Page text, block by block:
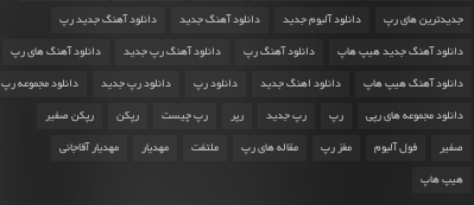
جدیدترین های رپ دانلود آلبوم جدید دانلود آهنگ جدید دانلود آهنگ جدید رپ
دانلود آهنگ جدید هیپ هاپ دانلود آهنگ رپ دانلود آهنگ رپ جدید دانلود آهنگ های رپ
دانلود آهنگ هیپ هاپ دانلود اهنگ جدید دانلود رپ دانلود رپ جدید دانلود مجموعه رپ
دانلود مجموعه های رپی رپ رپ جدید رپر رپ چیست رپکن رپکن صفیر
صفیر فول آلبوم مغز رپ مقاله های رپ ملتفت مهدیار مهدیار آقاجانی
هیپ هاپ